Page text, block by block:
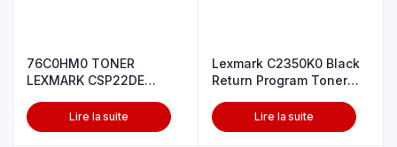
76C0HM0 TONER
LEXMARK CSP22DE
Lire la suite
Lexmark C2350K0 Black
Return Program Toner
Lire la suite